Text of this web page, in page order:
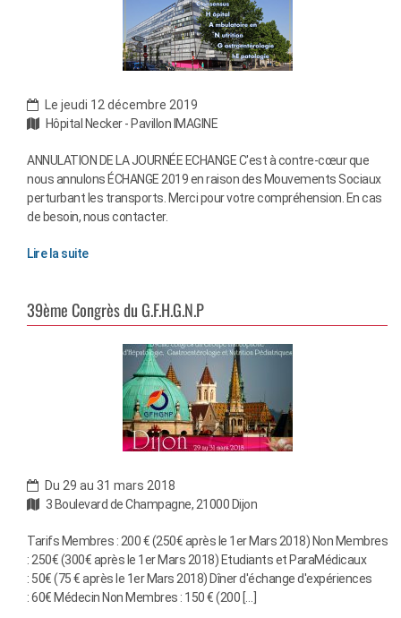
Le jeudi 12 décembre 2019
Hôpital Necker - Pavillon IMAGINE
ANNULATION DE LA JOURNÉE ECHANGE C'est à contre-cœur que
nous annulons ÉCHANGE 2019 en raison des Mouvements Sociaux
perturbant les transports. Merci pour votre compréhension. En cas
de besoin, nous contacter.
Lire la suite
39ème Congrès du G.F.H.G.N.P
Du 29 au 31 mars 2018
3 Boulevard de Champagne, 21000 Dijon
Tarifs Membres : 200 € (250€ après le 1er Mars 2018) Non Membres
: 250€ (300€ après le 1er Mars 2018) Etudiants et ParaMédicaux
: 50€ (75 € après le 1er Mars 2018) Dîner d'échange d'expériences
: 60€ Médecin Non Membres : 150 € (200 […]